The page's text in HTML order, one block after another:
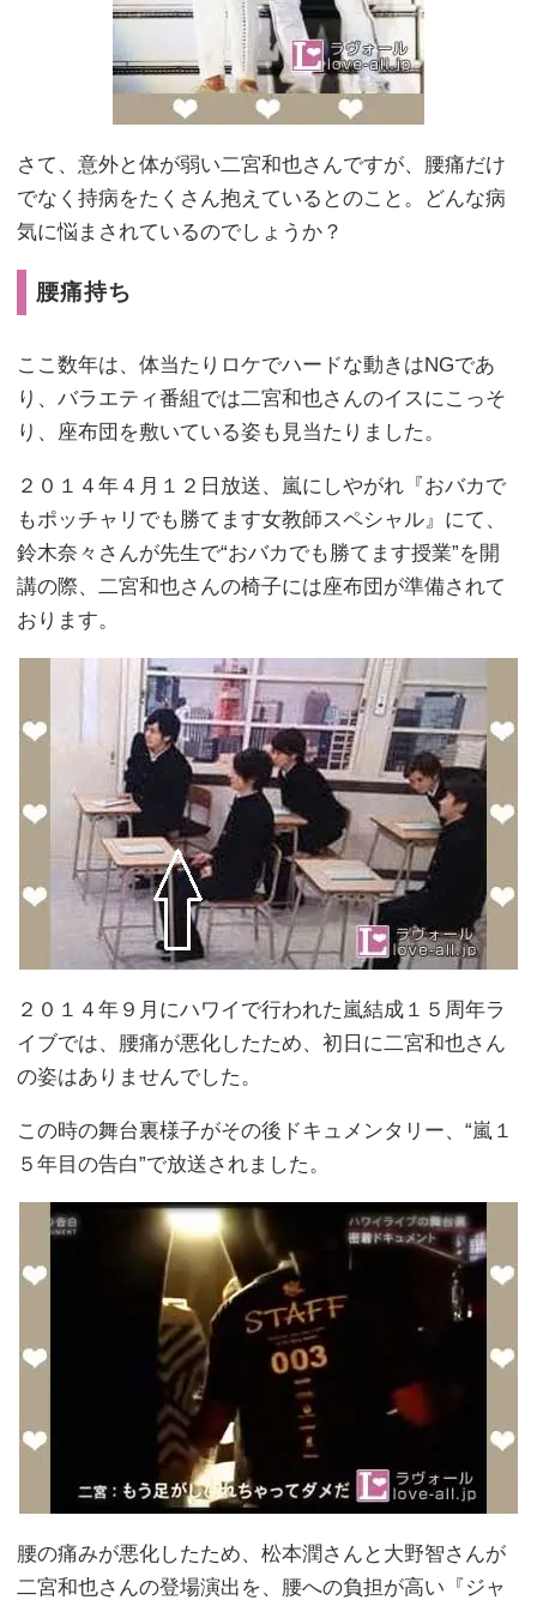
さて、意外と体が弱い二宮和也さんですが、腰痛だけ
でなく持病をたくさん抱えているとのこと。どんな病
気に悩まされているのでしょうか？
腰痛持ち
ここ数年は、体当たりロケでハードな動きはNGであ
り、バラエティ番組では二宮和也さんのイスにこっそ
り、座布団を敷いている姿も見当たりました。
２０１４年４月１２日放送、嵐にしやがれ『おバカで
もポッチャリでも勝てます女教師スペシャル』にて、
鈴木奈々さんが先生で“おバカでも勝てます授業”を開
講の際、二宮和也さんの椅子には座布団が準備されて
おります。
２０１４年９月にハワイで行われた嵐結成１５周年ラ
イブでは、腰痛が悪化したため、初日に二宮和也さん
の姿はありませんでした。
この時の舞台裏様子がその後ドキュメンタリー、“嵐１
５年目の告白”で放送されました。
腰の痛みが悪化したため、松本潤さんと大野智さんが
二宮和也さんの登場演出を、腰への負担が高い『ジャ